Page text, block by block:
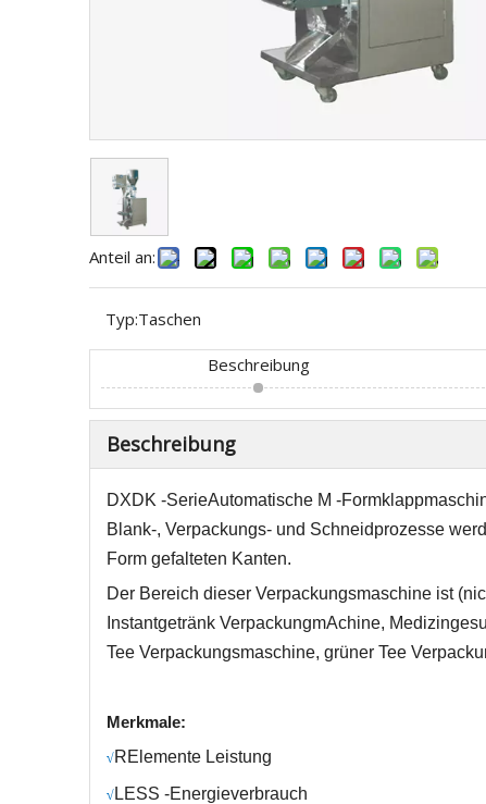
Anteil an:
Typ:Taschen
Beschreibung
Beschreibung
DXDK -SerieAutomatische M -
Blank-, Verpackungs- und Schneidprozesse
Form gefalteten Kanten.
Der Bereich dieser Verpackungsmaschine ist
Instantgetränk VerpackungmAchine,
Tee Verpackungsmaschine, grüner Tee
Merkmale:
√RElemente Leistung
√ LESS -Energieverbrauch